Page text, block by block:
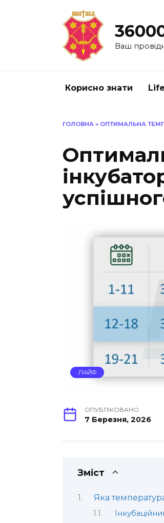
Ваш
Корисно знати
ГОЛОВНА » ОПТИМАЛЬНА
ЛАЙФ
ОПУБЛІКОВАНО
7 Березня, 2026
Зміст
Яка